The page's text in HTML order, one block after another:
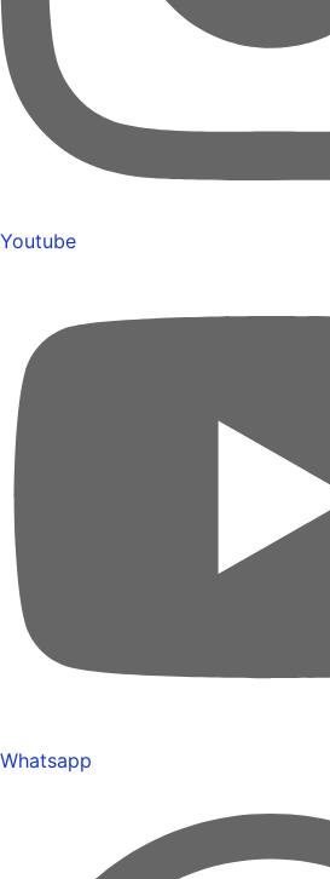
Youtube
Whatsapp